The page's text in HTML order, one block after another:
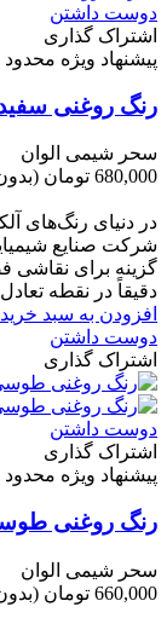
دوست داشتن
اشتراک گذاری
پیشنهاد ویژه محدود
رنگ روغنی
سحر شیمی الوان
680,000 تومان
در دنیای رنگ‌های
شرکت صنایع
گزینه برای
دقیقاً در نقطه
افزودن به سبد خرید
دوست داشتن
اشتراک گذاری
دوست داشتن
اشتراک گذاری
پیشنهاد ویژه محدود
رنگ روغنی
سحر شیمی الوان
660,000 تومان